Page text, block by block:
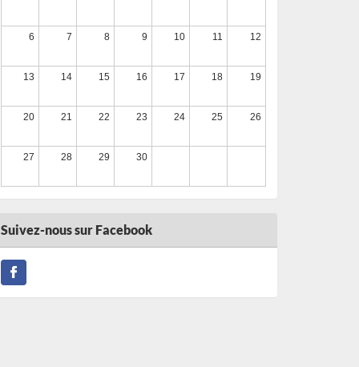
Trail du Téléthon Pays de Combronde
Run in 2 Mure 2026
Du 13/09/2026 au 21/09/2026
Gend’Trail de Barbières 2026
13/09/2026
6 7 8 9 10 11 12
13 14 15 16 17 18 19
20 21 22 23 24 25 26
27 28 29 30
Suivez-nous sur Facebook